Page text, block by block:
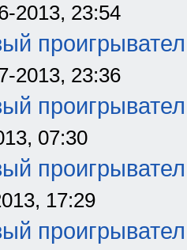
2013, 23:54
2013, 23:36
07:30
17:29